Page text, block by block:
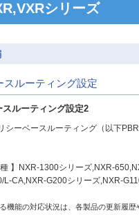
シリーズ
スルーティング設定
ルーティング設定2
シーベースルーティング（以下
種 】NXR-1300シリーズ,NXR-
L-CA,NXR-G200シリーズ,NXR-
機能の対応状況は、各製品の更新履歴